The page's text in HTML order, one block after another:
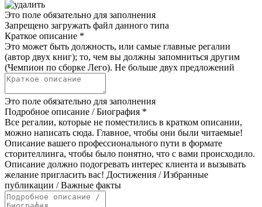
Это поле обязательно для заполнения
Запрещено загружать файл данного типа
Краткое описание *
Это может быть должность, или самые главные регалии
(автор двух книг); то, чем вы должны запомниться другим
(Чемпион по сборке Лего). Не больше двух предложений
Это поле обязательно для заполнения
Подробное описание / Биография *
Все регалии, которые не поместились в кратком описании,
можно написать сюда. Главное, чтобы они были читаемые!
Описание вашего профессионального пути в формате
сторителлинга, чтобы было понятно, что с вами происходило.
Описание должно подогревать интерес клиента и вызывать
желание пригласить вас! Достижения / Избранные
публикации / Важные факты